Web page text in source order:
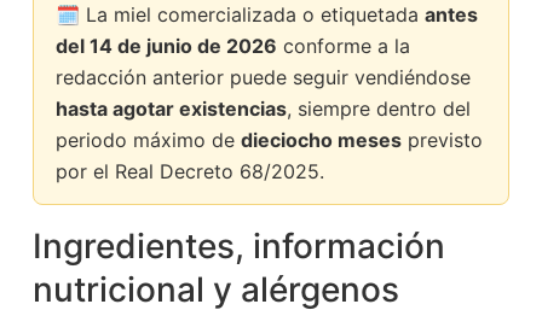
🗓️ La miel comercializada o etiquetada antes
del 14 de junio de 2026 conforme a la
redacción anterior puede seguir vendiéndose
hasta agotar existencias, siempre dentro del
periodo máximo de dieciocho mesesprevisto
por el Real Decreto 68/2025.
Ingredientes, información
nutricional y alérgenos